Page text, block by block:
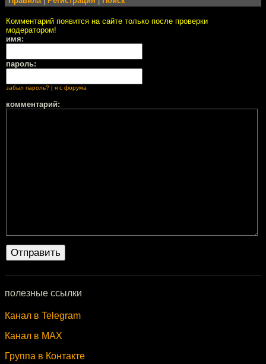
Комментарий появится на сайте только после проверки
модератором!
имя:
пароль:
забыл пароль? | я с форума
комментарий:
полезные ссылки
Канал в Telegram
Канал в MAX
Группа в Контакте